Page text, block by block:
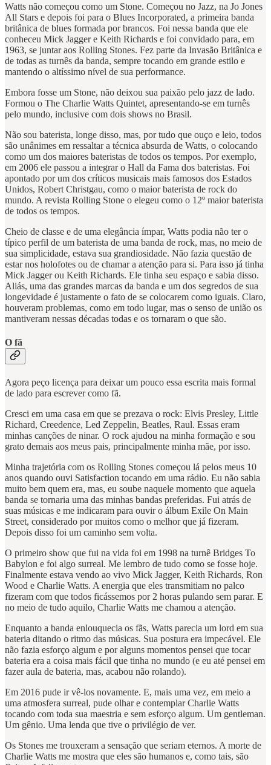
Watts não começou como um Stone. Começou no Jazz, na Jo Jones
All Stars e depois foi para o Blues Incorporated, a primeira banda
britânica de blues formada por brancos. Foi nessa banda que ele
conheceu Mick Jagger e Keith Richards e foi convidado para, em
1963, se juntar aos Rolling Stones. Fez parte da Invasão Britânica e
de todas as turnês da banda, sempre tocando em grande estilo e
mantendo o altíssimo nível de sua performance.
Embora fosse um Stone, não deixou sua paixão pelo jazz de lado.
Formou o The Charlie Watts Quintet, apresentando-se em turnês
pelo mundo, inclusive com dois shows no Brasil.
Não sou baterista, longe disso, mas, por tudo que ouço e leio, todos
são unânimes em ressaltar a técnica absurda de Watts, o colocando
como um dos maiores bateristas de todos os tempos. Por exemplo,
em 2006 ele passou a integrar o Hall da Fama dos bateristas. Foi
apontado por um dos críticos musicais mais famosos dos Estados
Unidos, Robert Christgau, como o maior baterista de rock do
mundo. A revista Rolling Stone o elegeu como o 12º maior baterista
de todos os tempos.
Cheio de classe e de uma elegância ímpar, Watts podia não ter o
típico perfil de um baterista de uma banda de rock, mas, no meio de
sua simplicidade, estava sua grandiosidade. Não fazia questão de
estar nos holofotes ou de chamar a atenção para si. Para isso já tinha
Mick Jagger ou Keith Richards. Ele tinha seu espaço e sabia disso.
Aliás, uma das grandes marcas da banda e um dos segredos de sua
longevidade é justamente o fato de se colocarem como iguais. Claro,
houveram problemas, como em todo lugar, mas o senso de união os
mantiveram nessas décadas todas e os tornaram o que são.
O fã
Agora peço licença para deixar um pouco essa escrita mais formal
de lado para escrever como fã.
Cresci em uma casa em que se prezava o rock: Elvis Presley, Little
Richard, Creedence, Led Zeppelin, Beatles, Raul. Essas eram
minhas canções de ninar. O rock ajudou na minha formação e sou
grato demais aos meus pais, principalmente minha mãe, por isso.
Minha trajetória com os Rolling Stones começou lá pelos meus 10
anos quando ouvi Satisfaction tocando em uma rádio. Eu não sabia
muito bem quem era, mas, eu soube naquele momento que aquela
banda se tornaria uma das minhas bandas preferidas. Fui atrás de
suas músicas e me indicaram para ouvir o álbum Exile On Main
Street, considerado por muitos como o melhor que já fizeram.
Depois disso foi um caminho sem volta.
O primeiro show que fui na vida foi em 1998 na turnê Bridges To
Babylon e foi algo surreal. Me lembro de tudo como se fosse hoje.
Finalmente estava vendo ao vivo Mick Jagger, Keith Richards, Ron
Wood e Charlie Watts. A energia que eles transmitiam no palco
fizeram com que todos ficássemos por 2 horas pulando sem parar. E
no meio de tudo aquilo, Charlie Watts me chamou a atenção.
Enquanto a banda enlouquecia os fãs, Watts parecia um lord em sua
bateria ditando o ritmo das músicas. Sua postura era impecável. Ele
não fazia esforço algum e por alguns momentos pensei que tocar
bateria era a coisa mais fácil que tinha no mundo (e eu até pensei em
fazer aula de bateria, mas, acabou não rolando).
Em 2016 pude ir vê-los novamente. E, mais uma vez, em meio a
uma atmosfera surreal, pude olhar e contemplar Charlie Watts
tocando com toda sua maestria e sem esforço algum. Um gentleman.
Um gênio. Uma lenda que tive o privilégio de ver.
Os Stones me trouxeram a sensação que seriam eternos. A morte de
Charlie Watts me mostra que eles são humanos e, como tais, são